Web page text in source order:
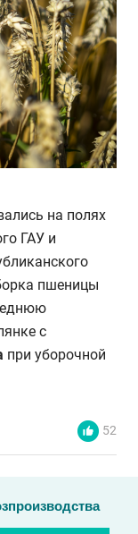
на полях
ГАУ и
пшеницы
с
при уборочной
52